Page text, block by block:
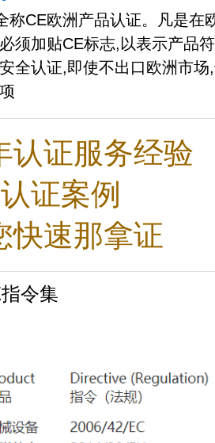
称CE欧洲产品认证。凡是
须加贴CE标志,以表示产品
全认证,即使不出口欧洲市
认证服务经验
证案例
快速那拿证
令集